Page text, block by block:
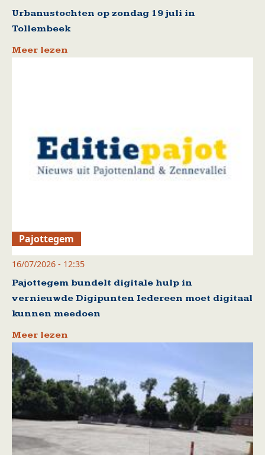
Urbanustochten op zondag 19 juli in
Tollembeek
Meer lezen
Pajottegem
16/07/2026 - 12:35
Pajottegem bundelt digitale hulp in
vernieuwde Digipunten Iedereen moet digitaal
kunnen meedoen
Meer lezen